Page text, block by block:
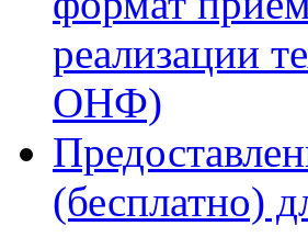
реализации
ОНФ)
(бесплатно)